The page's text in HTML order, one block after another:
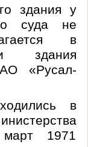
у
суда не
в
здания
АО «Русал-
в
1971